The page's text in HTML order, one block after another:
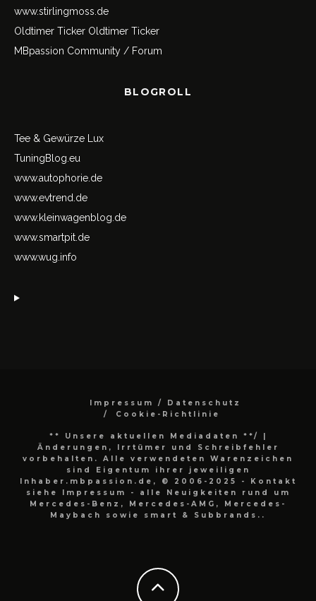
www.stirlingmoss.de
Oldtimer Ticker Oldtimer Ticker
MBpassion Community / Forum
BLOGROLL
Tee & Gewürze Lux
TuningBlog.eu
www.autophorie.de
www.evtrend.de
www.kleinwagenblog.de
www.smartpit.de
www.wug.info
Impressum / Datenschutz
Cookie-Richtlinie
** Unsere aktuellen Mediadaten **/
|
Änderungen, Irrtümer und Schreibfehler
vorbehalten. Alle verwendeten Warenzeichen
sind Eigentum ihrer jeweiligen
Inhaber.mbpassion.de, © 2006-2025 - Kontakt
siehe Impressum - alle Neuigkeiten rund um
Mercedes-Benz, Mercedes-AMG, Mercedes-
Maybach sowie smart & Subbrands..